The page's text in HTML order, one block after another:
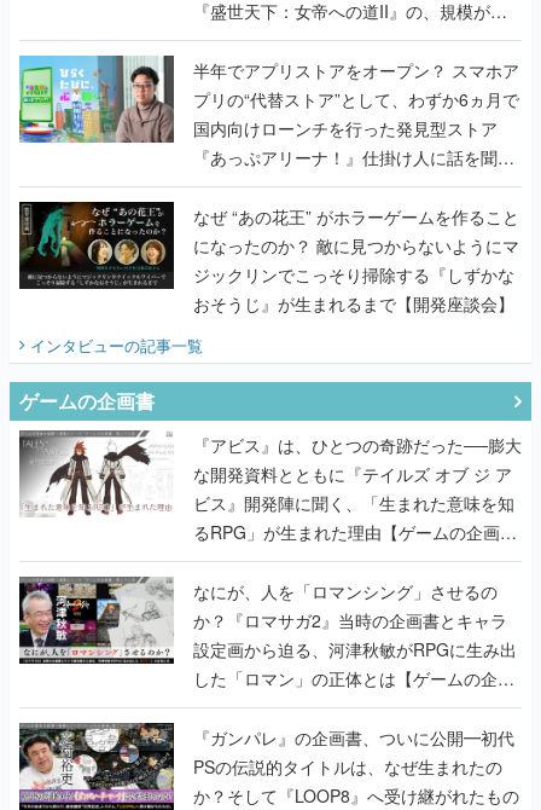
『盛世天下：女帝への道II』の、規模が違
うこだわりをプロデューサーに聞いた
半年でアプリストアをオープン？ スマホア
プリの“代替ストア”として、わずか6ヵ月で
国内向けローンチを行った発見型ストア
『あっぷアリーナ！』仕掛け人に話を聞い
てみた
なぜ “あの花王” がホラーゲームを作ること
になったのか？ 敵に見つからないようにマ
ジックリンでこっそり掃除する『しずかな
おそうじ』が生まれるまで【開発座談会】
インタビューの記事一覧
ゲームの企画書
『アビス』は、ひとつの奇跡だった──膨大
な開発資料とともに『テイルズ オブ ジ ア
ビス』開発陣に聞く、「生まれた意味を知
るRPG」が生まれた理由【ゲームの企画
書】
なにが、人を「ロマンシング」させるの
か？『ロマサガ2』当時の企画書とキャラ
設定画から迫る、河津秋敏がRPGに生み出
した「ロマン」の正体とは【ゲームの企画
書】
『ガンパレ』の企画書、ついに公開━初代
PSの伝説的タイトルは、なぜ生まれたの
か？そして『LOOP8』へ受け継がれたもの